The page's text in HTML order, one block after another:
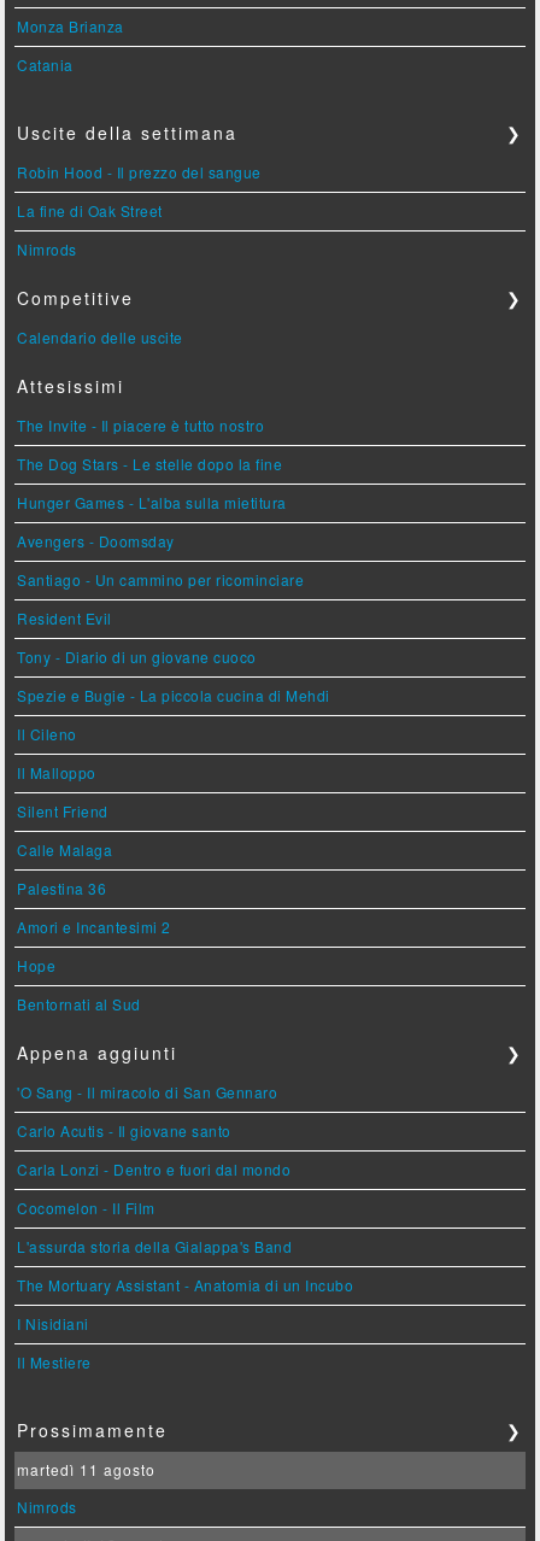
Monza Brianza
Catania
Uscite della settimana ❯
Robin Hood - Il prezzo del sangue
La fine di Oak Street
Nimrods
Competitive ❯
Calendario delle uscite
Attesissimi
The Invite - Il piacere è tutto nostro
The Dog Stars - Le stelle dopo la fine
Hunger Games - L'alba sulla mietitura
Avengers - Doomsday
Santiago - Un cammino per ricominciare
Resident Evil
Tony - Diario di un giovane cuoco
Spezie e Bugie - La piccola cucina di Mehdi
Il Cileno
Il Malloppo
Silent Friend
Calle Malaga
Palestina 36
Amori e Incantesimi 2
Hope
Bentornati al Sud
Appena aggiunti ❯
'O Sang - Il miracolo di San Gennaro
Carlo Acutis - Il giovane santo
Carla Lonzi - Dentro e fuori dal mondo
Cocomelon - Il Film
L'assurda storia della Gialappa's Band
The Mortuary Assistant - Anatomia di un Incubo
I Nisidiani
Il Mestiere
Prossimamente ❯
martedì 11 agosto
Nimrods